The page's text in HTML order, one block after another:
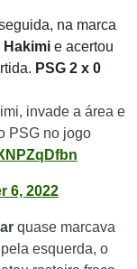
na marca
Hakimi e acertou
PSG 2 x 0
invade a área e
PSG no jogo
6, 2022
quase marcava
esquerda, o